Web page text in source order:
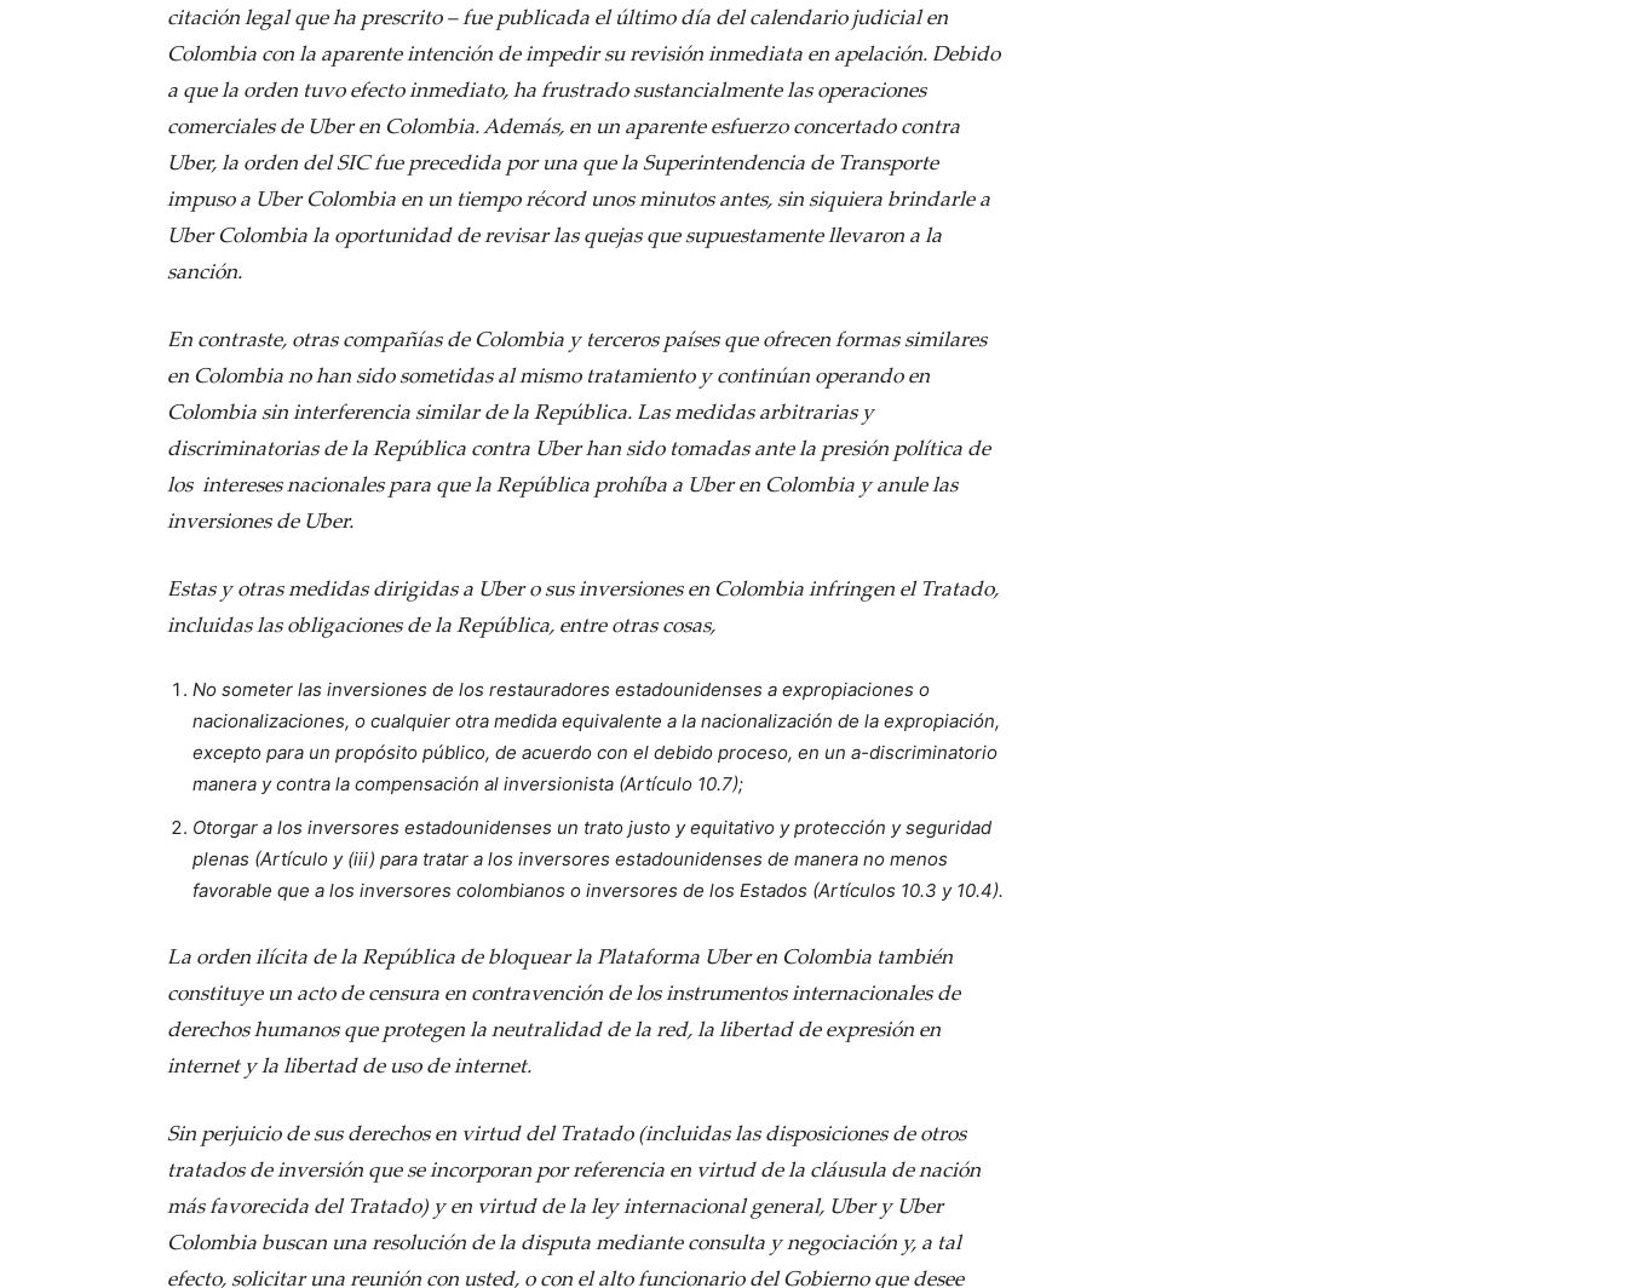
citación legal que ha prescrito – fue publicada el último día del calendario judicial en
Colombia con la aparente intención de impedir su revisión inmediata en apelación. Debido
a que la orden tuvo efecto inmediato, ha frustrado sustancialmente las operaciones
comerciales de Uber en Colombia. Además, en un aparente esfuerzo concertado contra
Uber, la orden del SIC fue precedida por una que la Superintendencia de Transporte
impuso a Uber Colombia en un tiempo récord unos minutos antes, sin siquiera brindarle a
Uber Colombia la oportunidad de revisar las quejas que supuestamente llevaron a la
sanción.
En contraste, otras compañías de Colombia y terceros países que ofrecen formas similares
en Colombia no han sido sometidas al mismo tratamiento y continúan operando en
Colombia sin interferencia similar de la República. Las medidas arbitrarias y
discriminatorias de la República contra Uber han sido tomadas ante la presión política de
los intereses nacionales para que la República prohíba a Uber en Colombia y anule las
inversiones de Uber.
Estas y otras medidas dirigidas a Uber o sus inversiones en Colombia infringen el Tratado,
incluidas las obligaciones de la República, entre otras cosas,
No someter las inversiones de los restauradores estadounidenses a expropiaciones o
nacionalizaciones, o cualquier otra medida equivalente a la nacionalización de la expropiación,
excepto para un propósito público, de acuerdo con el debido proceso, en un a-discriminatorio
manera y contra la compensación al inversionista (Artículo 10.7);
Otorgar a los inversores estadounidenses un trato justo y equitativo y protección y seguridad
plenas (Artículo y (iii) para tratar a los inversores estadounidenses de manera no menos
favorable que a los inversores colombianos o inversores de los Estados (Artículos 10.3 y 10.4).
La orden ilícita de la República de bloquear la Plataforma Uber en Colombia también
constituye un acto de censura en contravención de los instrumentos internacionales de
derechos humanos que protegen la neutralidad de la red, la libertad de expresión en
internet y la libertad de uso de internet.
Sin perjuicio de sus derechos en virtud del Tratado (incluidas las disposiciones de otros
tratados de inversión que se incorporan por referencia en virtud de la cláusula de nación
más favorecida del Tratado) y en virtud de la ley internacional general, Uber y Uber
Colombia buscan una resolución de la disputa mediante consulta y negociación y, a tal
efecto, solicitar una reunión con usted, o con el alto funcionario del Gobierno que desee